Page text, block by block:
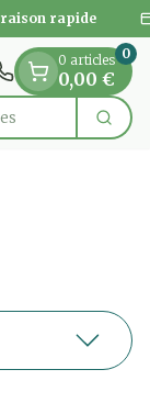
rapide
0 articles
0,00 €
0